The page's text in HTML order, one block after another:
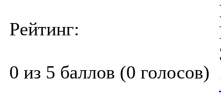
Рейтинг:
0 из 5 баллов (0 голосов)